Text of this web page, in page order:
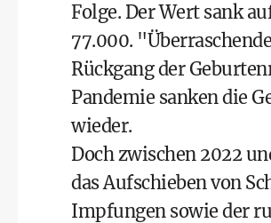
Folge. Der Wert sank
77.000.
Rückgang der
Pandemie sanken die
wieder.
Doch zwischen 2022
das Aufschieben von
Impfungen sowie der